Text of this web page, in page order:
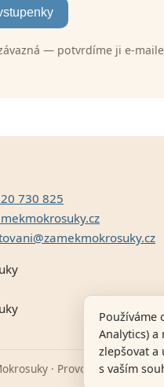
— potvrdíme ji e-
730 825
· Provozovatel Adam
Používáme
Analytics) a
zlepšovat a
s vaším